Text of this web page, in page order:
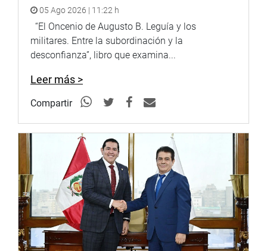
05 Ago 2026 | 11:22 h
“El Oncenio de Augusto B. Leguía y los
militares. Entre la subordinación y la
desconfianza”, libro que examina...
Leer más >
Compartir